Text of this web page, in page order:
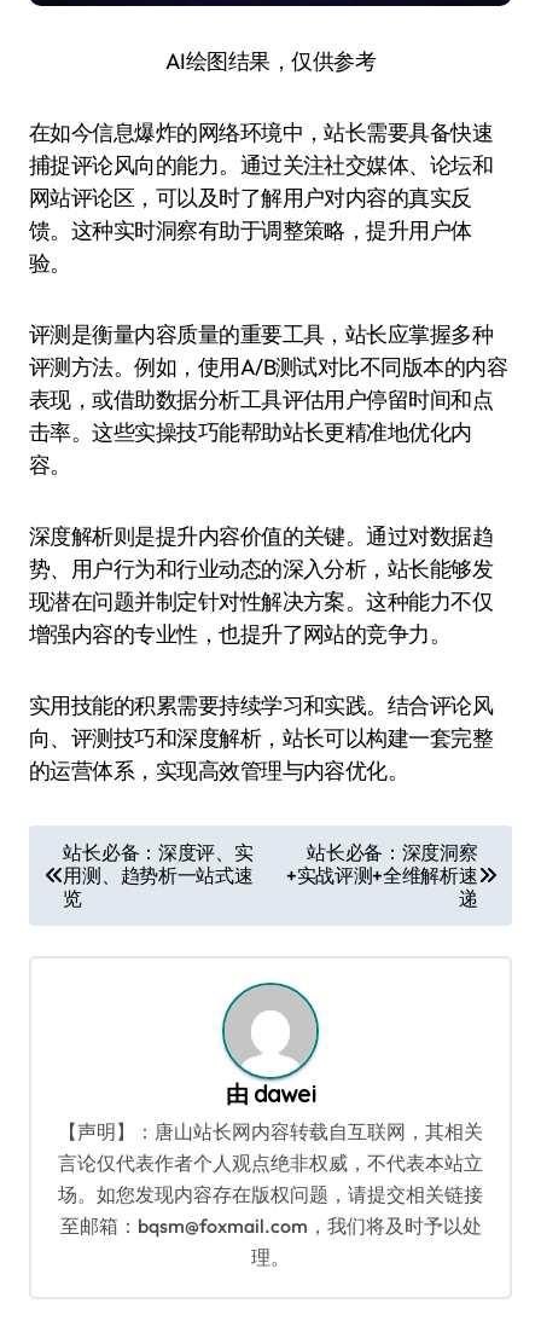
AI绘图结果，仅供参考
在如今信息爆炸的网络环境中，站长需要具备快速
捕捉评论风向的能力。通过关注社交媒体、论坛和
网站评论区，可以及时了解用户对内容的真实反
馈。这种实时洞察有助于调整策略，提升用户体
验。
评测是衡量内容质量的重要工具，站长应掌握多种
评测方法。例如，使用A/B测试对比不同版本的内容
表现，或借助数据分析工具评估用户停留时间和点
击率。这些实操技巧能帮助站长更精准地优化内
容。
深度解析则是提升内容价值的关键。通过对数据趋
势、用户行为和行业动态的深入分析，站长能够发
现潜在问题并制定针对性解决方案。这种能力不仅
增强内容的专业性，也提升了网站的竞争力。
实用技能的积累需要持续学习和实践。结合评论风
向、评测技巧和深度解析，站长可以构建一套完整
的运营体系，实现高效管理与内容优化。
章
导
航
站长必备：深度评、实
用测、趋势析一站式速
览
站长必备：深度洞察
+实战评测+全维解析速
递
由 dawei
【声明】：唐山站长网内容转载自互联网，其相关
言论仅代表作者个人观点绝非权威，不代表本站立
场。如您发现内容存在版权问题，请提交相关链接
至邮箱：bqsm@foxmail.com，我们将及时予以处
理。